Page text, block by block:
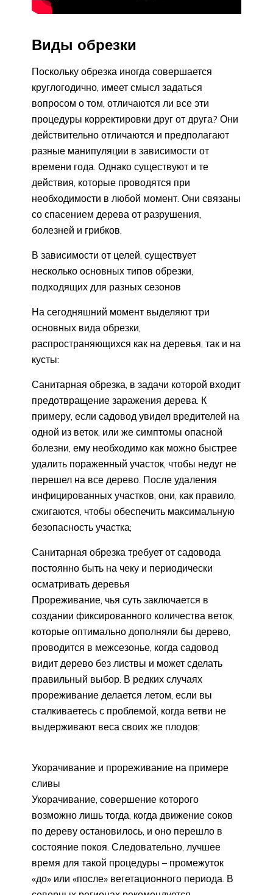
Виды обрезки
Поскольку обрезка иногда совершается
круглогодично, имеет смысл задаться
вопросом о том, отличаются ли все эти
процедуры корректировки друг от друга? Они
действительно отличаются и предполагают
разные манипуляции в зависимости от
времени года. Однако существуют и те
действия, которые проводятся при
необходимости в любой момент. Они связаны
со спасением дерева от разрушения,
болезней и грибков.
В зависимости от целей, существует
несколько основных типов обрезки,
подходящих для разных сезонов
На сегодняшний момент выделяют три
основных вида обрезки,
распространяющихся как на деревья, так и на
кусты:
Санитарная обрезка, в задачи которой входит
предотвращение заражения дерева. К
примеру, если садовод увидел вредителей на
одной из веток, или же симптомы опасной
болезни, ему необходимо как можно быстрее
удалить пораженный участок, чтобы недуг не
перешел на все дерево. После удаления
инфицированных участков, они, как правило,
сжигаются, чтобы обеспечить максимальную
безопасность участка;
Санитарная обрезка требует от садовода
постоянно быть на чеку и периодически
осматривать деревья
Прореживание, чья суть заключается в
создании фиксированного количества веток,
которые оптимально дополняли бы дерево,
проводится в межсезонье, когда садовод
видит дерево без листвы и может сделать
правильный выбор. В редких случаях
прореживание делается летом, если вы
сталкиваетесь с проблемой, когда ветви не
выдерживают веса своих же плодов;
Укорачивание и прореживание на примере
сливы
Укорачивание, совершение которого
возможно лишь тогда, когда движение соков
по дереву остановилось, и оно перешло в
состояние покоя. Следовательно, лучшее
время для такой процедуры – промежуток
«до» или «после» вегетационного периода. В